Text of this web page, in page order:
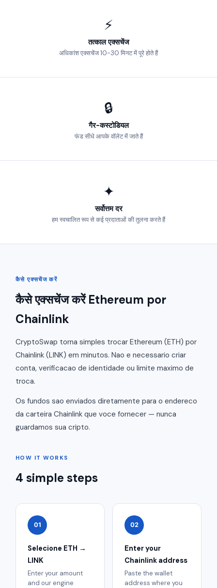
⚡
तत्काल एक्सचेंज
अधिकांश एक्सचेंज 10-30 मिनट में पूरे होते हैं
🔒
गैर-कस्टोडियल
फंड सीधे आपके वॉलेट में जाते हैं
✦
सर्वोत्तम दर
हम स्वचालित रूप से कई प्रदाताओं की तुलना करते हैं
कैसे एक्सचेंज करें
कैसे एक्सचेंज करें Ethereum por
Chainlink
CryptoSwap torna simples trocar Ethereum (ETH) por
Chainlink (LINK) em minutos. Nao e necessario criar
conta, verificacao de identidade ou limite maximo de
troca.
Os fundos sao enviados diretamente para o endereco
da carteira Chainlink que voce fornecer — nunca
guardamos sua cripto.
HOW IT WORKS
4 simple steps
01
Selecione ETH →
LINK
Enter your amount
and our engine
02
Enter your
Chainlink address
Paste the wallet
address where you